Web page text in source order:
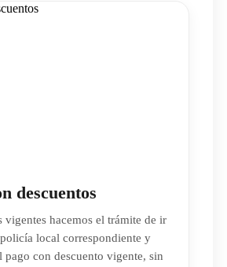
descuentos
vigentes hacemos el trámite de ir
local correspondiente y
pago con descuento vigente, sin